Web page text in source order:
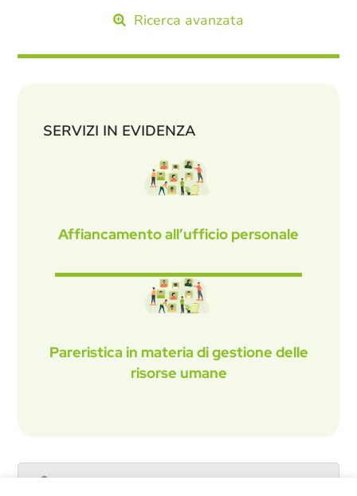
Ricerca avanzata
SERVIZI IN EVIDENZA
Affiancamento all’ufficio personale
Pareristica in materia di gestione delle
risorse umane